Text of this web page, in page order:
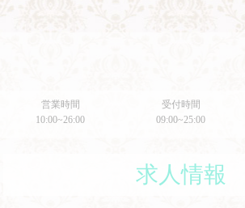
営業時間
10:00~26:00
受付時間
09:00~25:00
求人情報